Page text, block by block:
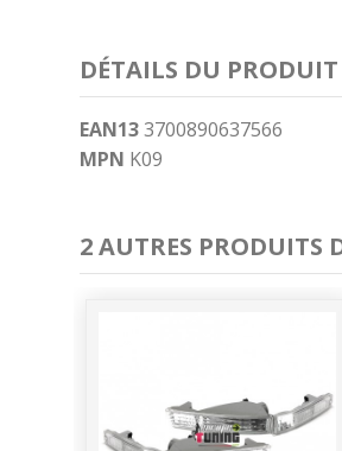
DÉTAILS DU PRODUIT
EAN13 3700890637566
MPN K09
2 AUTRES PRODUITS